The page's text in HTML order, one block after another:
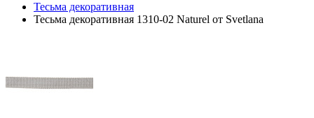
Тесьма декоративная
Тесьма декоративная 1310-02 Naturel от Svetlana